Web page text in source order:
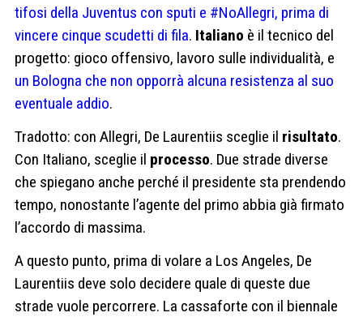
tifosi della Juventus con sputi e #NoAllegri, prima di
vincere cinque scudetti di fila. Italiano è il tecnico del
progetto: gioco offensivo, lavoro sulle individualità, e
un Bologna che non opporrà alcuna resistenza al suo
eventuale addio.
Tradotto: con Allegri, De Laurentiis sceglie il risultato.
Con Italiano, sceglie il processo. Due strade diverse
che spiegano anche perché il presidente sta prendendo
tempo, nonostante l’agente del primo abbia già firmato
l’accordo di massima.
A questo punto, prima di volare a Los Angeles, De
Laurentiis deve solo decidere quale di queste due
strade vuole percorrere. La cassaforte con il biennale